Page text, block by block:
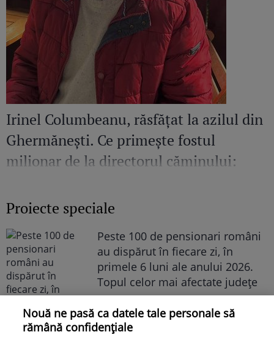
Irinel Columbeanu, răsfățat la azilul din
Ghermănești. Ce primește fostul
milionar de la directorul căminului:
Proiecte speciale
Peste 100 de pensionari români
au dispărut în fiecare zi, în
primele 6 luni ale anului 2026.
Topul celor mai afectate județe
Nouă ne pasă ca datele tale personale să
rămână confidențiale